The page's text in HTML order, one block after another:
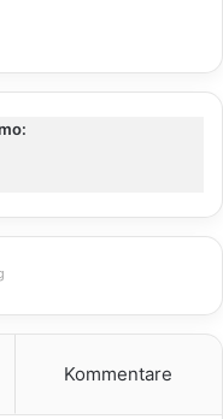
Kommentare